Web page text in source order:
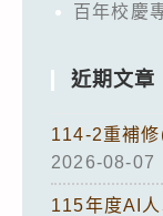
百年校慶
近期文章
114-2重補
2026-08-07
115年度AI